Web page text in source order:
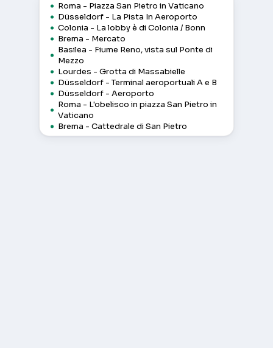
Roma - Piazza San Pietro in Vaticano
Düsseldorf - La Pista In Aeroporto
Colonia - La lobby è di Colonia / Bonn
Brema - Mercato
Basilea - Fiume Reno, vista sul Ponte di
Mezzo
Lourdes - Grotta di Massabielle
Düsseldorf - Terminal aeroportuali A e B
Düsseldorf - Aeroporto
Roma - L'obelisco in piazza San Pietro in
Vaticano
Brema - Cattedrale di San Pietro